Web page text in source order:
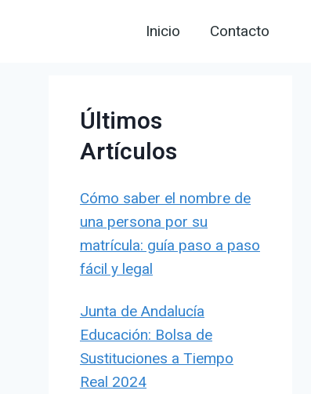
Inicio Contacto
Últimos
Artículos
Cómo saber el nombre de
una persona por su
matrícula: guía paso a paso
fácil y legal
Junta de Andalucía
Educación: Bolsa de
Sustituciones a Tiempo
Real 2024